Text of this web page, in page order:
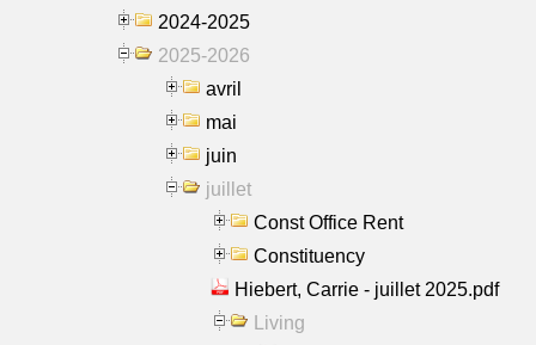
2024-2025
2025-2026
avril
mai
juin
juillet
Const Office Rent
Constituency
Hiebert, Carrie - juillet 2025.pdf
Living